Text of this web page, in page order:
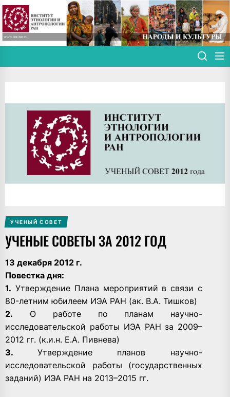
Skip
to
the
content
УЧЕНЫЙ СОВЕТ
УЧЕНЫЕ СОВЕТЫ ЗА 2012 ГОД
13 декабря 2012 г.
Повестка дня:
1. Утверждение Плана мероприятий в связи с
80-летним юбилеем ИЭА РАН (ак. В.А. Тишков)
2. О работе по планам научно-
исследовательской работы ИЭА РАН за 2009–
2012 гг. (к.и.н. Е.А. Пивнева)
3. Утверждение планов научно-
исследовательской работы (государственных
заданий) ИЭА РАН на 2013–2015 гг.